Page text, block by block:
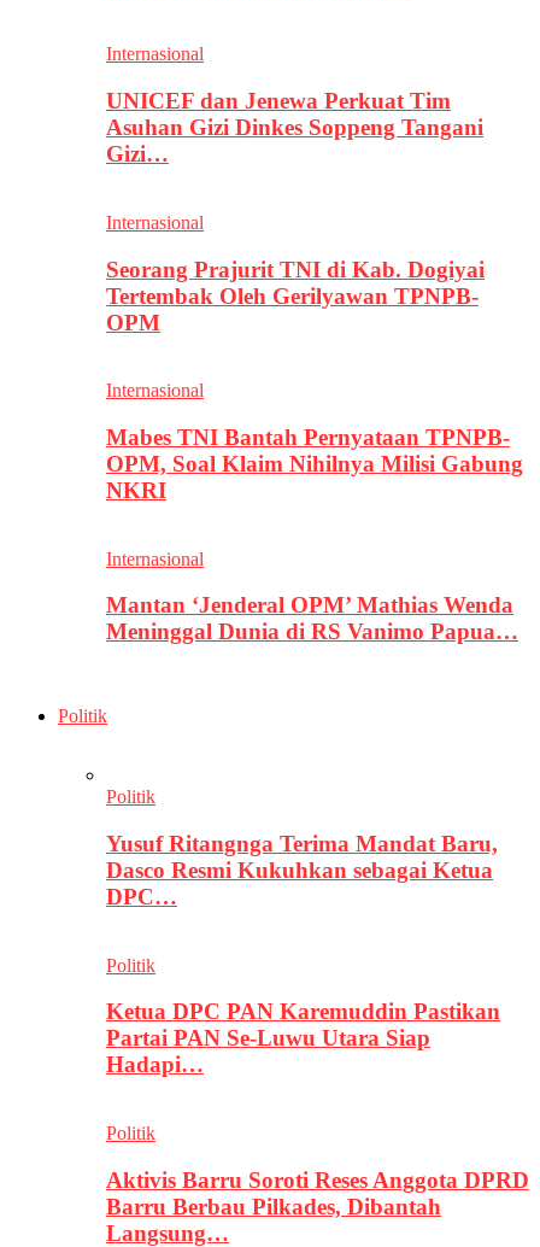
Internasional
UNICEF dan Jenewa Perkuat Tim
Asuhan Gizi Dinkes Soppeng Tangani
Gizi…
Internasional
Seorang Prajurit TNI di Kab. Dogiyai
Tertembak Oleh Gerilyawan TPNPB-
OPM
Internasional
Mabes TNI Bantah Pernyataan TPNPB-
OPM, Soal Klaim Nihilnya Milisi Gabung
NKRI
Internasional
Mantan ‘Jenderal OPM’ Mathias Wenda
Meninggal Dunia di RS Vanimo Papua…
Politik
Politik
Yusuf Ritangnga Terima Mandat Baru,
Dasco Resmi Kukuhkan sebagai Ketua
DPC…
Politik
Ketua DPC PAN Karemuddin Pastikan
Partai PAN Se-Luwu Utara Siap
Hadapi…
Politik
Aktivis Barru Soroti Reses Anggota DPRD
Barru Berbau Pilkades, Dibantah
Langsung…